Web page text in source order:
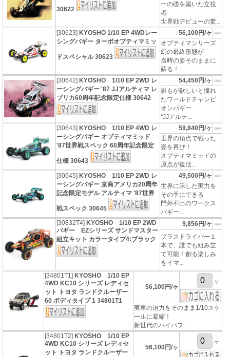
30622
ーの礎を築いた立役
者
世界戦デビューの驚...
[30623] KYOSHO 1/10 EP 4WDレー
シングバギー ターボオプティマミッ
ドスペシャル 30623
56,100円/ヶ
オプティマシリーズ
幻の最終形態が
当時の姿そのままに
蘇る！...
[30642] KYOSHO 1/10 EP 2WD レ
ーシングバギー '87 JJアルティマ レ
プリカ60周年記念限定仕様 30642
54,450円/ヶ
誰もが欲しいと憧れ
たワールドチャンピ
オンバギー
“JJアルテ...
[30643] KYOSHO 1/10 EP 4WD レ
ーシングバギー オプティマミッド
'87世界戦スペック 60周年記念限定
仕様 30643
59,840円/ヶ
世界の頂点で戦った
姿を再び！
オプティマミッドの
原点が復活...
[30645] KYOSHO 1/10 EP 2WD レ
ーシングバギー 京商アメリカ20周年
記念限定モデル アルティマ '87世界
戦スペック 30645
49,500円/ヶ
世界に示した実力を
その手にできる
門外不出のワークス
バギー...
[30832T4] KYOSHO 1/10 EP 2WD
バギー EZシリーズ サンドマスター
組立キット カラータイプ4:ブラック
9,856円/ヶ
プラスドライバー１
本で、誰でも組み立
て可能！創る楽しみ
をイマ...
[34801T1] KYOSHO 1/10 EP
4WD KC10 シリーズ レディセ
ット トヨタ ランドクルーザー
60 ボディタイプ 1 34801T1
56,100円/ヶ
ヶ
実車の迫力をそのまま1/10スケ
ールに凝縮！
新世代のハイパフ...
[34801T2] KYOSHO 1/10 EP
4WD KC10 シリーズ レディセ
ット トヨタ ランドクルーザー
56,100円/ヶ
ヶ